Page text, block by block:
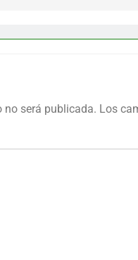
no será publicada. Los